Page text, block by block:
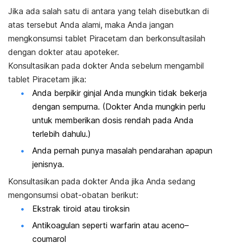
Jika ada salah satu di antara yang telah disebutkan di
atas tersebut Anda alami, maka Anda jangan
mengkonsumsi tablet Piracetam dan berkonsultasilah
dengan dokter atau apoteker.
Konsultasikan pada dokter Anda sebelum mengambil
tablet Piracetam jika:
Anda berpikir ginjal Anda mungkin tidak bekerja
dengan sempurna. (Dokter Anda mungkin perlu
untuk memberikan dosis rendah pada Anda
terlebih dahulu.)
Anda pernah punya masalah pendarahan apapun
jenisnya.
Konsultasikan pada dokter Anda jika Anda sedang
mengonsumsi obat-obatan berikut:
Ekstrak tiroid atau tiroksin
Antikoagulan seperti warfarin atau aceno–
coumarol